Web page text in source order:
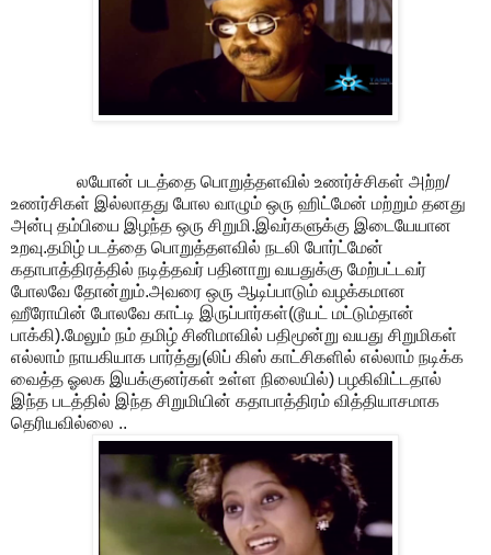
லயோன் படத்தை பொறுத்தளவில் உணர்ச்சிகள் அற்ற/
உணர்சிகள் இல்லாதது போல வாழும் ஒரு ஹிட்மேன் மற்றும் தனது
அன்பு தம்பியை இழந்த ஒரு சிறுமி.இவர்களுக்கு இடையேயான
உறவு.தமிழ் படத்தை பொறுத்தளவில் நடலி போர்ட்மேன்
கதாபாத்திரத்தில் நடித்தவர் பதினாறு வயதுக்கு மேற்பட்டவர்
போலவே தோன்றும்.அவரை ஒரு ஆடிப்பாடும் வழக்கமான
ஹீரோயின் போலவே காட்டி இருப்பார்கள்(டூயட் மட்டும்தான்
பாக்கி).மேலும் நம் தமிழ் சினிமாவில் பதிமூன்று வயது சிறுமிகள்
எல்லாம் நாயகியாக பார்த்து(லிப் கிஸ் காட்சிகளில் எல்லாம் நடிக்க
வைத்த ஓலக இயக்குனர்கள் உள்ள நிலையில்) பழகிவிட்டதால்
இந்த படத்தில் இந்த சிறுமியின் கதாபாத்திரம் வித்தியாசமாக
தெரியவில்லை ..